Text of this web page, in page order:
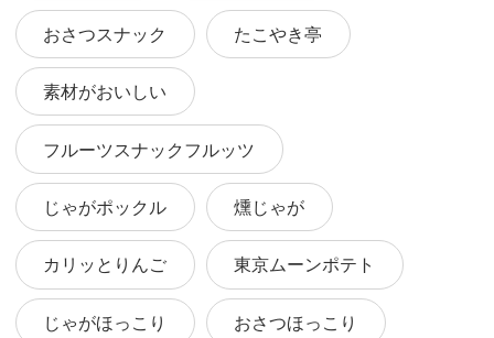
おさつスナック たこやき亭
素材がおいしい
フルーツスナックフルッツ
じゃがポックル 燻じゃが
カリッとりんご 東京ムーンポテト
じゃがほっこり おさつほっこり